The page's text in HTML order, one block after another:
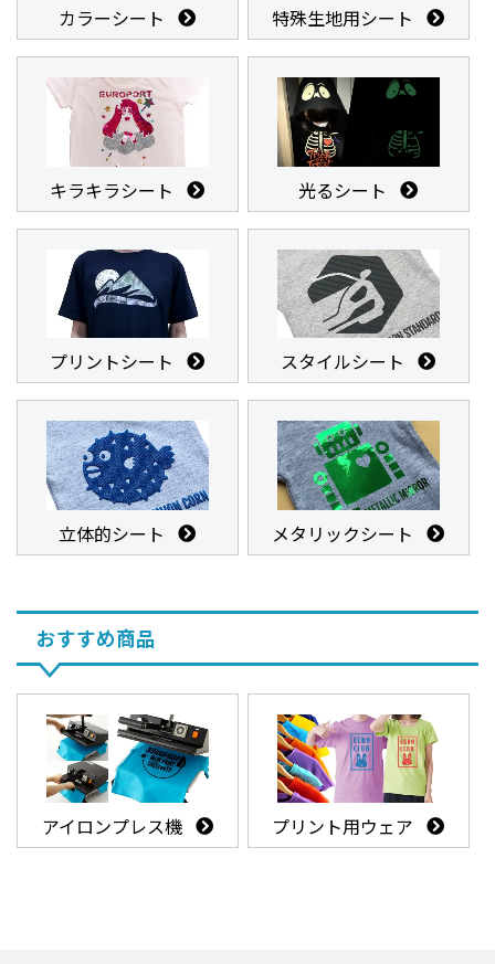
カラーシート 特殊生地用シート
キラキラシート 光るシート
プリントシート スタイルシート
立体的シート メタリックシート
おすすめ商品
アイロンプレス機 プリント用ウェア